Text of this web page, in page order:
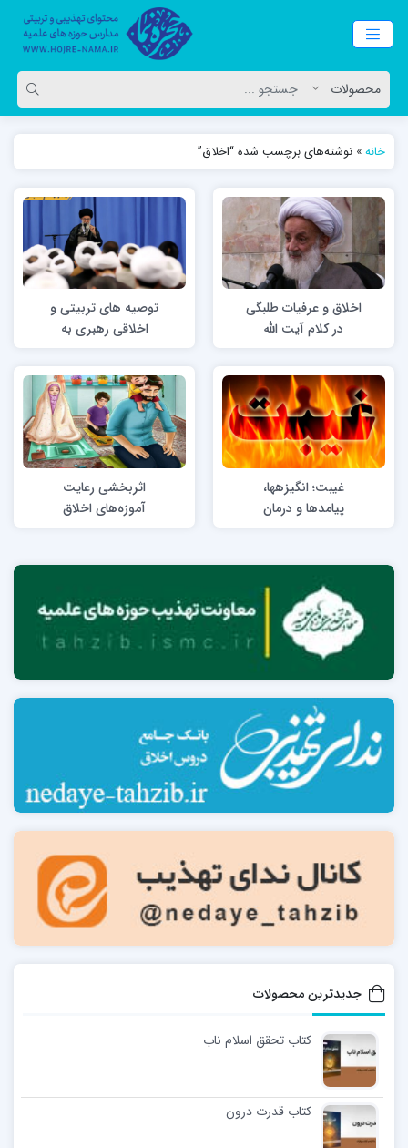
خانه» نوشته‌های برچسب شده “اخلاق”
اخلاق و عرفیات طلبگی
در کلام آیت الله
مجتهدی تهرانی
توصیه های تربیتی و
اخلاقی رهبری به
طلاب
غیبت؛ انگیزه­ها،
پیامدها و درمان
اثربخشی رعايت
آموزه‌های اخلاق
اسلامی در كارآمدی
جدیدترین محصولات
کتاب تحقق اسلام ناب
کتاب قدرت درون